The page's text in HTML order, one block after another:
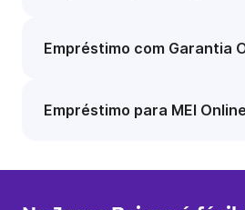
Empréstimo com Garantia
Empréstimo para MEI Online